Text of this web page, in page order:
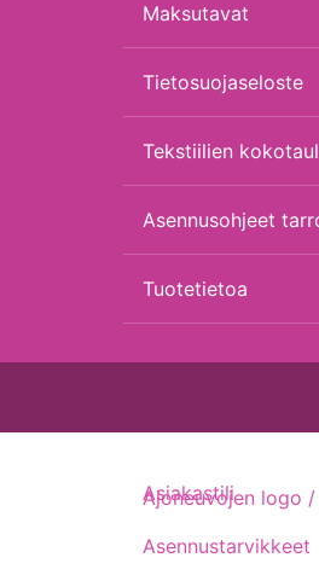
Maksutavat
Tietosuojaseloste
Tekstiilien
Asennusohjeet
Tuotetietoa
Ajoneuvojen logo
Asennustarvikkeet
Asiakastili